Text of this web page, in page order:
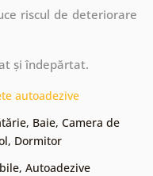
riscul de deteriorare
și îndepărtat.
autoadezive
, Baie, Camera de
, Dormitor
, Autoadezive